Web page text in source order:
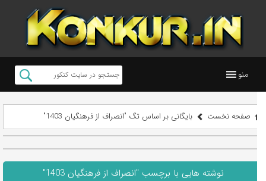
منو
صفحه نخست بایگانی بر اساس تگ "انصراف از فرهنگیان 1403"
نوشته هایی با برچسب "انصراف از فرهنگیان 1403"